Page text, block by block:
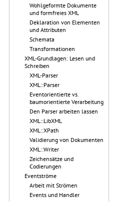
Wohlgeformte Dokumente
und formfreies XML
Deklaration von Elementen
und Attributen
Schemata
Transformationen
XML-Grundlagen: Lesen und
Schreiben
XML-Parser
XML::Parser
Eventorientierte vs.
baumorientierte Verarbeitung
Den Parser arbeiten lassen
XML::LibXML
XML::XPath
Validierung von Dokumenten
XML::Writer
Zeichensätze und
Codierungen
Eventströme
Arbeit mit Strömen
Events und Handler